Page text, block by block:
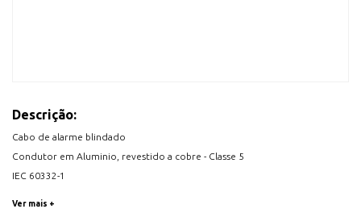
Descrição:
Cabo de alarme blindado
Condutor em Aluminio, revestido a cobre - Classe 5
IEC 60332-1
Ver mais +